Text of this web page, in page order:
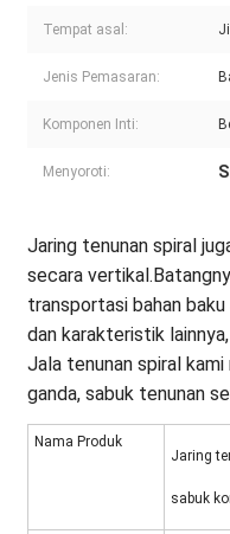
Tempat asal:
Jenis Pemasaran:
Komponen Inti:
Menyoroti:
Jaring tenunan spiral
secara
transportasi bahan baku
dan karakteristik
Jala tenunan spiral
ganda, sabuk tenunan
Nama Produk
Jaring
sabuk